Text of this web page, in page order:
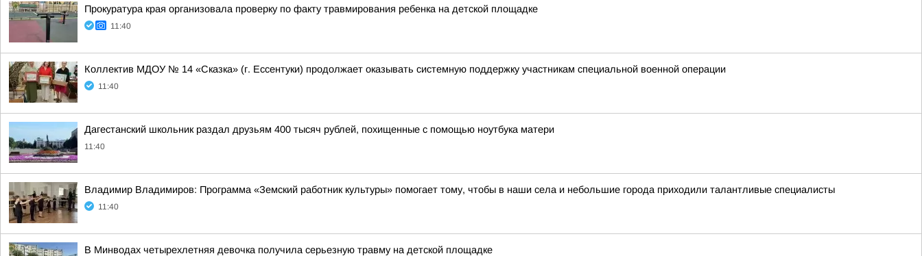
Прокуратура края организовала проверку по факту травмирования ребенка на детской площадке
11:40
Коллектив МДОУ № 14 «Сказка» (г. Ессентуки) продолжает оказывать системную поддержку участникам специальной военной операции
11:40
Дагестанский школьник раздал друзьям 400 тысяч рублей, похищенные с помощью ноутбука матери
11:40
Владимир Владимиров: Программа «Земский работник культуры» помогает тому, чтобы в наши села и небольшие города приходили талантливые специалисты
11:40
В Минводах четырехлетняя девочка получила серьезную травму на детской площадке